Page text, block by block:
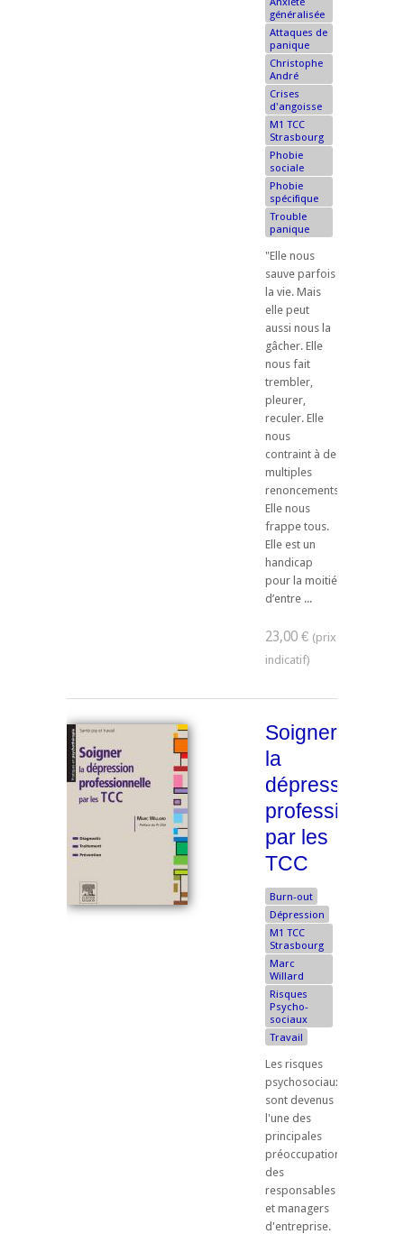
généralisée
Attaques de
panique
Christophe
André
Crises
d'angoisse
M1 TCC
Strasbourg
Phobie
sociale
Phobie
spécifique
Trouble
panique
"Elle nous
sauve parfois
la vie. Mais
elle peut
aussi nous la
gâcher. Elle
nous fait
trembler,
pleurer,
reculer. Elle
nous
contraint à de
multiples
renoncements.
Elle nous
frappe tous.
Elle est un
handicap
pour la moitié
d’entre ...
23,00 €
Soigner
la
dépression
par les
TCC
Burn-out
Dépression
M1 TCC
Strasbourg
Marc
Willard
Risques
Psycho-
sociaux
Travail
Les risques
psychosociaux
sont devenus
l'une des
principales
préoccupations
des
responsables
et managers
d'entreprise.